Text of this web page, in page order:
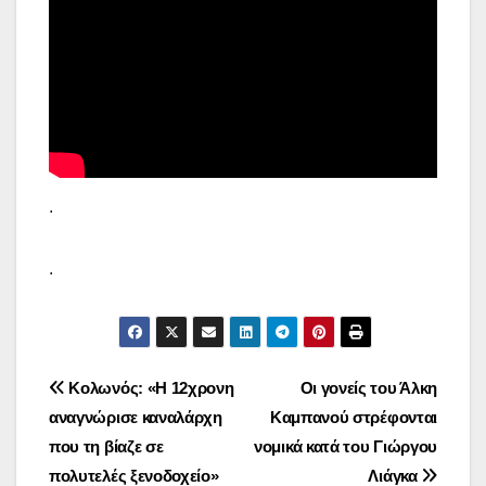
.
.
Πλοήγηση
άρθρων
Οι γονείς του Άλκη
Καμπανού στρέφονται
νομικά κατά του Γιώργου
Λιάγκα
Κολωνός: «Η 12χρονη
αναγνώρισε καναλάρχη
που τη βίαζε σε
πολυτελές ξενοδοχείο»